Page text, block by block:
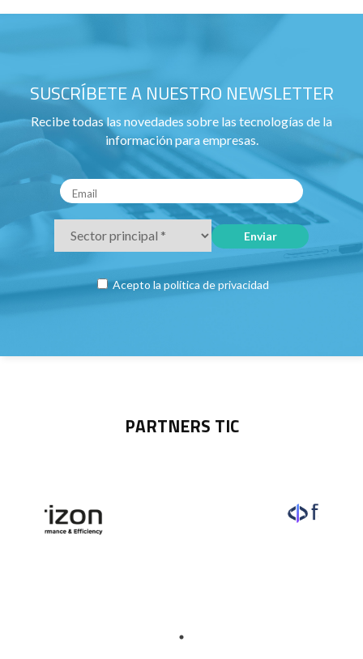
SUSCRÍBETE A NUESTRO NEWSLETTER
Recibe todas las novedades sobre las tecnologías de la
información para empresas.
Acepto la política de privacidad
PARTNERS TIC